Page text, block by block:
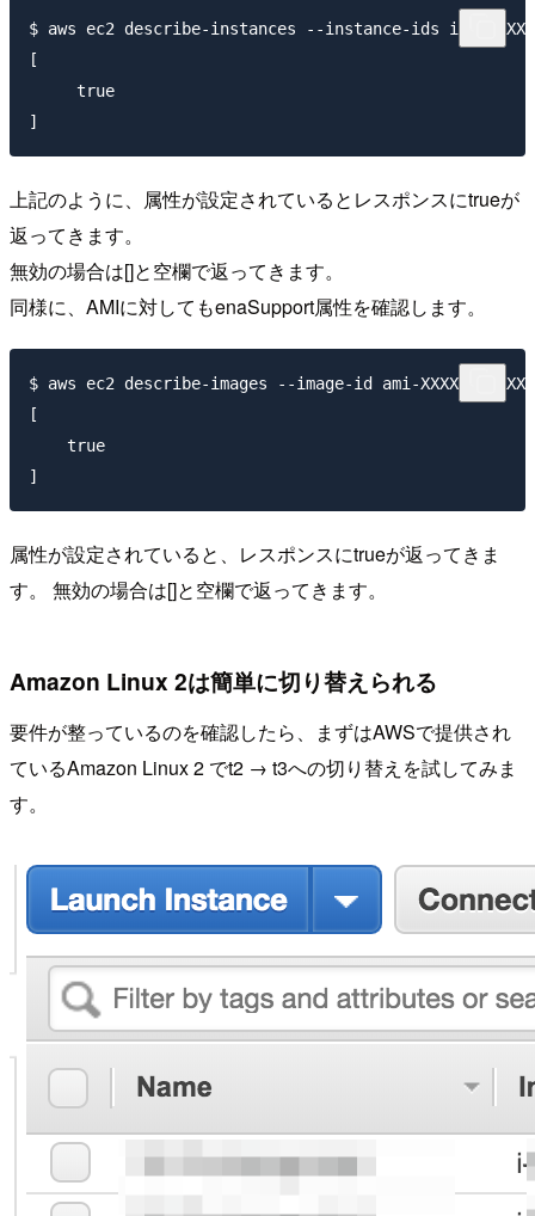
$ aws ec2 describe-instances --instance-ids i-
[
     true
上記のように、属性が設定されているとレスポンスにtrueが
返ってきます。
無効の場合は[]と空欄で返ってきます。
同様に、AMIに対してもenaSupport属性を確認します。
$ aws ec2 describe-images --image-id ami-
[
    true
属性が設定されていると、レスポンスにtrueが返ってきま
す。 無効の場合は[]と空欄で返ってきます。
Amazon Linux 2は簡単に切り替えられる
要件が整っているのを確認したら、まずはAWSで提供され
ているAmazon Linux 2 でt2 → t3への切り替えを試してみま
す。